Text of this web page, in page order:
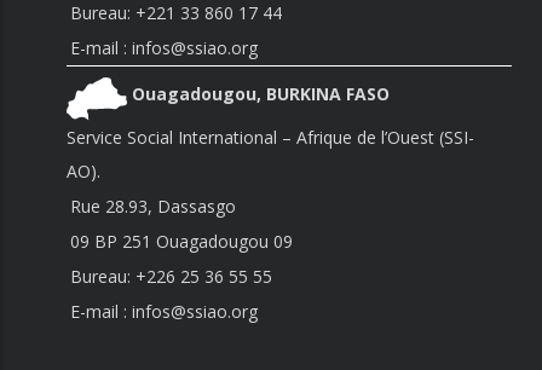
Bureau: +221 33 860 17 44
E-mail : infos@ssiao.org
Ouagadougou, BURKINA FASO
Service Social International – Afrique de l’Ouest (SSI-
AO).
Rue 28.93, Dassasgo
09 BP 251 Ouagadougou 09
Bureau: +226 25 36 55 55
E-mail : infos@ssiao.org